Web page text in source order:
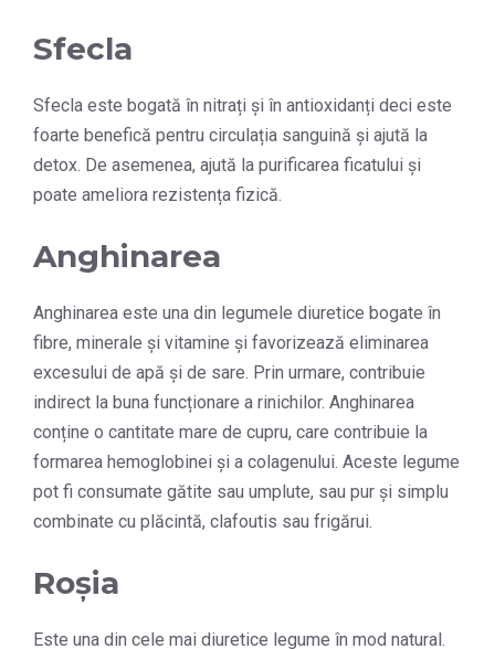
Sfecla
Sfecla este bogată în nitrați și în antioxidanți deci este
foarte benefică pentru circulația sanguină și ajută la
detox. De asemenea, ajută la purificarea ficatului și
poate ameliora rezistența fizică.
Anghinarea
Anghinarea este una din legumele diuretice bogate în
fibre, minerale și vitamine și favorizează eliminarea
excesului de apă și de sare. Prin urmare, contribuie
indirect la buna funcționare a rinichilor. Anghinarea
conține o cantitate mare de cupru, care contribuie la
formarea hemoglobinei și a colagenului. Aceste legume
pot fi consumate gătite sau umplute, sau pur și simplu
combinate cu plăcintă, clafoutis sau frigărui.
Roșia
Este una din cele mai diuretice legume în mod natural.